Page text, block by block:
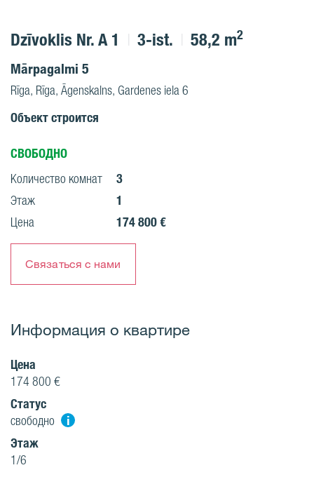
Dzīvoklis Nr. A 1 3-ist. 58,2 m2
Mārpagalmi 5
Rīga, Rīga, Āgenskalns, Gardenes iela 6
Объект строится
СВОБОДНО
Количество комнат 3
Этаж 1
Цена 174 800 €
Связаться с нами
Информация о квартире
Цена
174 800 €
Статус
свободно i
Этаж
1/6